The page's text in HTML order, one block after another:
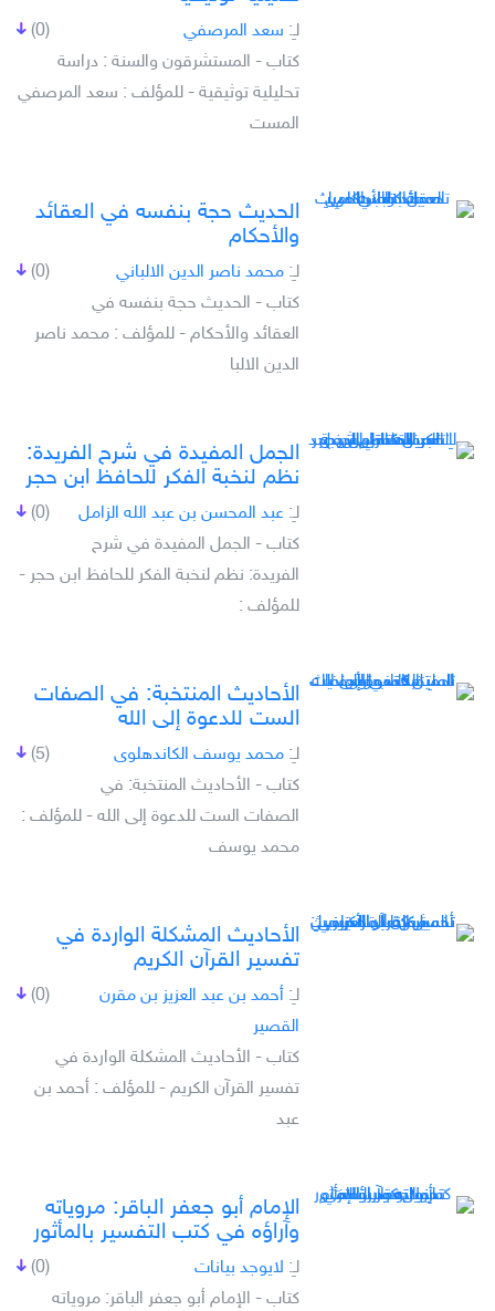
(0) لـِ: سعد المرصفي
كتاب - المستشرقون والسنة : دراسة
تحليلية توثيقية - للمؤلف : سعد المرصفي
المست
الحديث حجة بنفسه في العقائد
والأحكام
(0) لـِ: محمد ناصر الدين الالباني
كتاب - الحديث حجة بنفسه في
العقائد والأحكام - للمؤلف : محمد ناصر
الدين الالبا
الجمل المفيدة في شرح الفريدة:
نظم لنخبة الفكر للحافظ ابن حجر
(0) لـِ: عبد المحسن بن عبد الله الزامل
كتاب - الجمل المفيدة في شرح
الفريدة: نظم لنخبة الفكر للحافظ ابن حجر -
للمؤلف :
الأحاديث المنتخبة: في الصفات
الست للدعوة إلى الله
(5) لـِ: محمد يوسف الكاندهلوى
كتاب - الأحاديث المنتخبة: في
الصفات الست للدعوة إلى الله - للمؤلف :
محمد يوسف
الأحاديث المشكلة الواردة في
تفسير القرآن الكريم
(0) لـِ: أحمد بن عبد العزيز بن مقرن
القصير
كتاب - الأحاديث المشكلة الواردة في
تفسير القرآن الكريم - للمؤلف : أحمد بن
عبد
الإمام أبو جعفر الباقر: مروياته
وآراؤه في كتب التفسير بالمأثور
(0) لـِ: لايوجد بيانات
كتاب - الإمام أبو جعفر الباقر: مروياته